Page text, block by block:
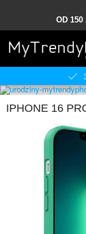
OD 150
IPHONE 16